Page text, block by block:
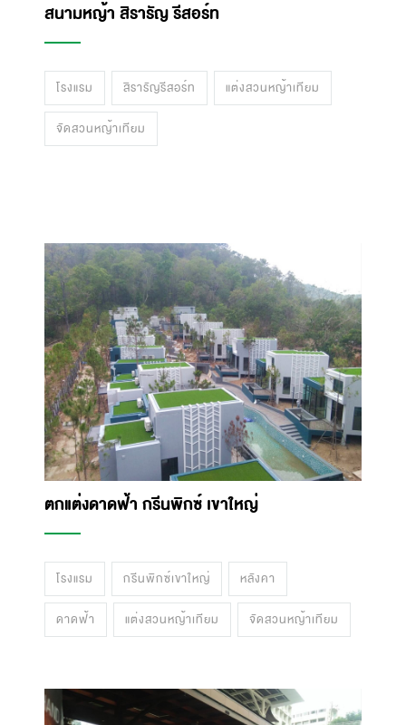
สนามหญ้า สิรารัญ รีสอร์ท
โรงแรม สิรารัญรีสอร์ท แต่งสวนหญ้าเทียม
จัดสวนหญ้าเทียม
ตกแต่งดาดฟ้า กรีนพิกซ์ เขาใหญ่
โรงแรม กรีนพิกซ์เขาใหญ่ หลังคา
ดาดฟ้า แต่งสวนหญ้าเทียม จัดสวนหญ้าเทียม